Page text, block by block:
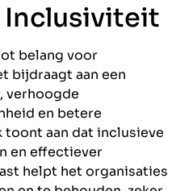
Inclusiviteit
belang voor
bijdraagt aan een
verhoogde
en betere
toont aan dat inclusieve
en effectiever
helpt het organisaties